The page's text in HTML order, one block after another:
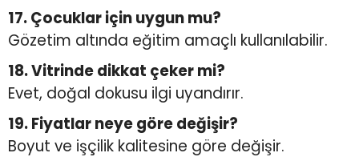
17. Çocuklar için uygun mu?
Gözetim altında eğitim amaçlı kullanılabilir.
18. Vitrinde dikkat çeker mi?
Evet, doğal dokusu ilgi uyandırır.
19. Fiyatlar neye göre değişir?
Boyut ve işçilik kalitesine göre değişir.